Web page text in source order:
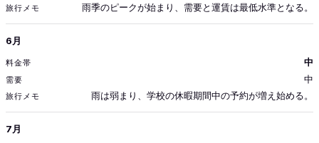
雨季のピークが始まり、需要と運賃は最低水準となる。
6月
中
中
雨は弱まり、学校の休暇期間中の予約が増え始める。
7月